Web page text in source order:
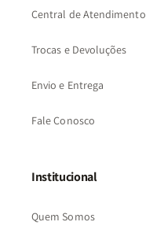
Central de Atendimento
Trocas e Devoluções
Envio e Entrega
Fale Conosco
Institucional
Quem Somos